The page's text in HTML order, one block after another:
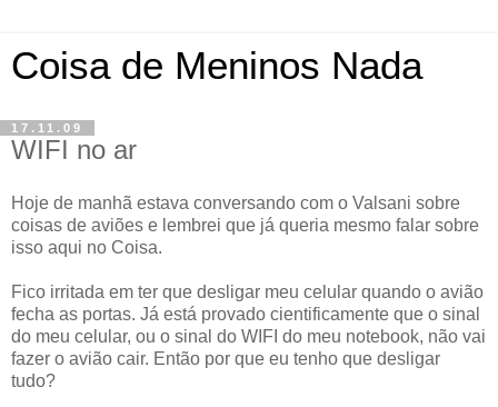
Coisa de Meninos Nada
17.11.09
WIFI no ar
Hoje de manhã estava conversando com o Valsani sobre
coisas de aviões e lembrei que já queria mesmo falar sobre
isso aqui no Coisa.
Fico irritada em ter que desligar meu celular quando o avião
fecha as portas. Já está provado cientificamente que o sinal
do meu celular, ou o sinal do WIFI do meu notebook, não vai
fazer o avião cair. Então por que eu tenho que desligar
tudo?